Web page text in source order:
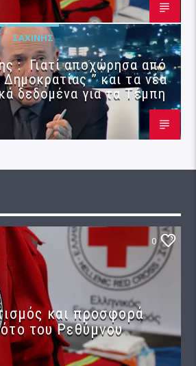
ΣΑΧΊΝΗΣ
: Γιατί αποχώρησα από
” και τα νέα
δεδομένα για τα Τέμπη
0
και προσφορά
του Ρεθύμνου